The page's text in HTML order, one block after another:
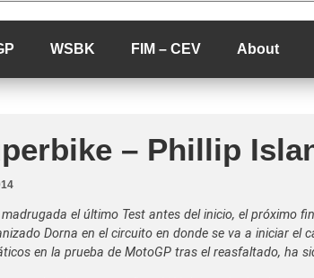
GP
WSBK FIM – CEV About
– Phillip
el último Test antes del inicio, el próximo
Dorna en el circuito en donde se va a iniciar el
en la prueba de MotoGP tras el reasfaltado, ha